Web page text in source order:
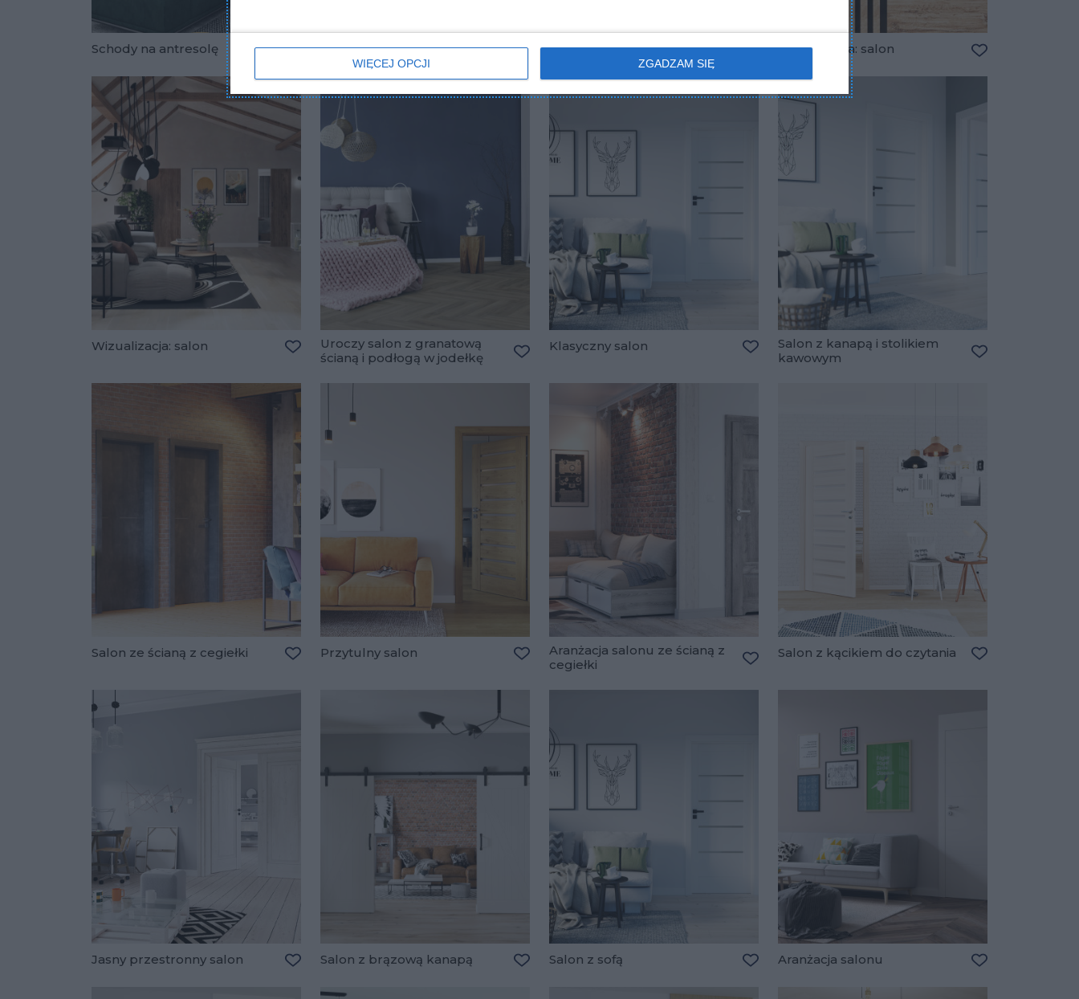
WIĘCEJ OPCJI ZGADZAM SIĘ
Schody na antresolę
Dodaj do ulubionych
salon
Dodaj do ulubionych
Salon z antresolą
Dodaj do ulubionych
Wizualizacja: salon
Wizualizacja: salon
Dodaj do ulubionych
Uroczy salon z granatową
ścianą i podłogą w jodełkę
Klasyczny salon
Dodaj do ulubionych
Salon z kanapą i stolikiem
kawowym
Salon ze ścianą z cegiełki Przytulny salon
Dodaj do ulubionych
Aranżacja salonu ze ścianą z
cegiełki
Salon z kącikiem do czytania
Jasny przestronny salon Salon z brązową kanapą Salon z sofą Aranżacja salonu